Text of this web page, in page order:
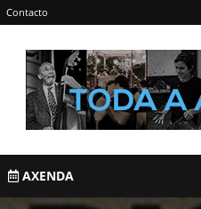
Contacto
AXENDA